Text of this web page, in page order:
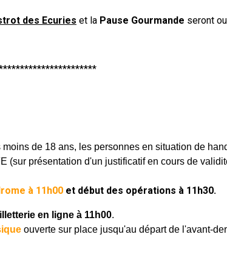
des Ecuries et la Pause Gourmande seront
moins de 18 ans, les personnes en situation de
(sur présentation d'un justificatif en cours de
à 11h00 et début des opérations à 11h30.
en ligne à 11h00.
ouverte sur place jusqu'au départ de l'avant-